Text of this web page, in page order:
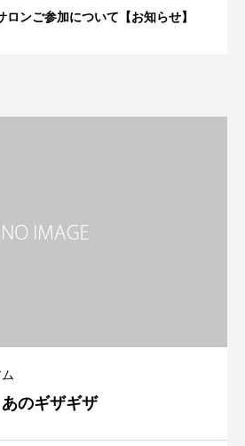
ンご参加について【お知らせ】
あのギザギザ